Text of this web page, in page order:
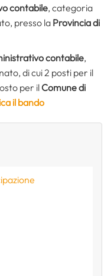
contabile, categoria
presso laProvincia di
contabile,
di cui 2 posti per il
per il Comune di
il bando